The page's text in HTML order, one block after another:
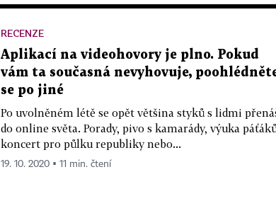
RECENZE
Aplikací na videohovory je plno. Pokud
vám ta současná nevyhovuje,
se po jiné
Po uvolněném létě se opět většina styků s lidmi
do online světa. Porady, pivo s kamarády, výuka
koncert pro půlku republiky nebo...
19. 10. 2020 ▪ 11 min. čtení